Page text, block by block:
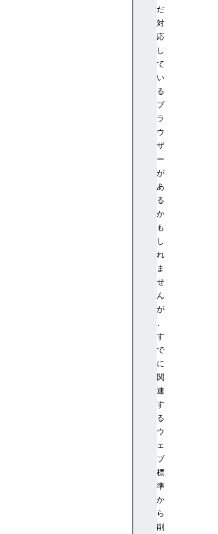
だ
対
応
し
て
い
る
ブ
ラ
ウ
ザ
ー
が
あ
る
か
も
し
れ
ま
せ
ん
が
す
で
に
関
連
す
る
ウ
ェ
ブ
標
準
か
ら
削